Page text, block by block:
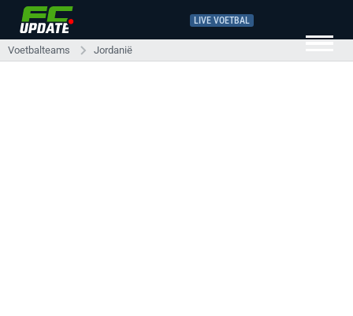
LIVE VOETBAL
Voetbalteams Jordanië